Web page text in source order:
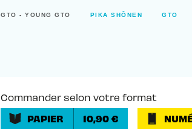
GTO - YOUNG GTO PIKA SHÔNEN GTO
Commander selon votre format
PAPIER
10,90 €